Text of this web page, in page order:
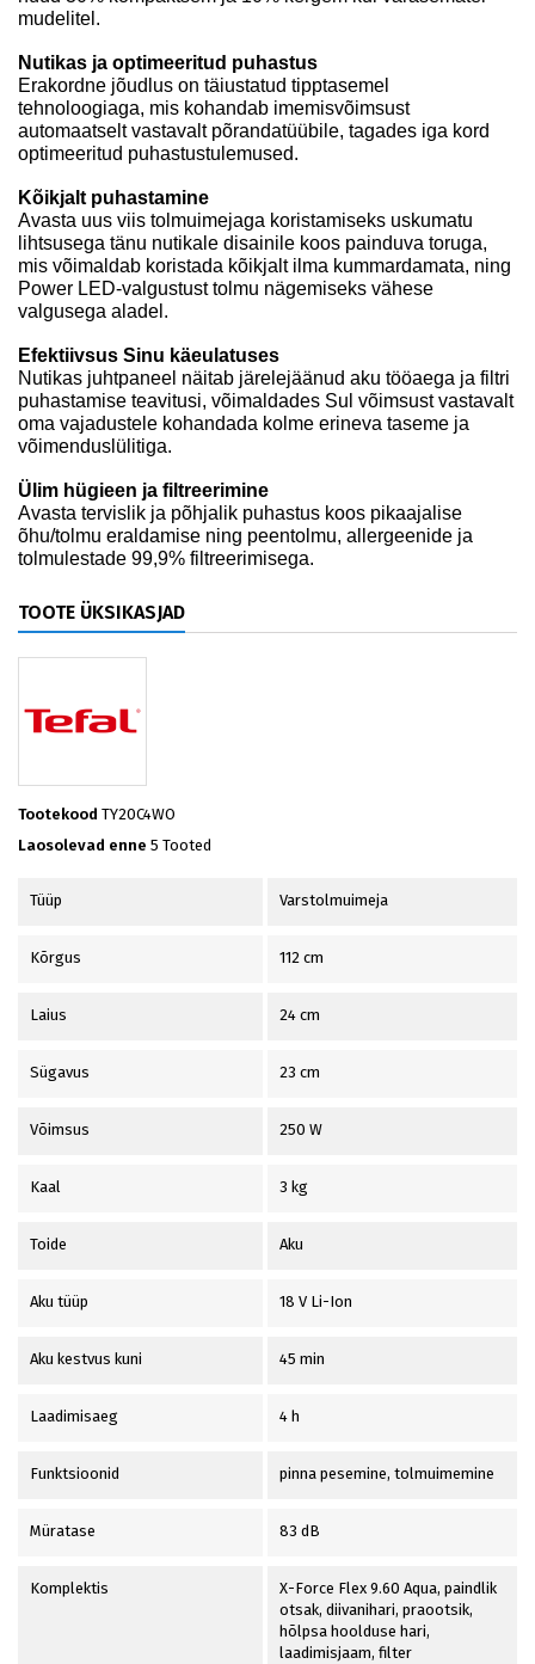
mudelitel.
Nutikas ja optimeeritud puhastus
Erakordne jõudlus on täiustatud tipptasemel
tehnoloogiaga, mis kohandab imemisvõimsust
automaatselt vastavalt põrandatüübile, tagades iga kord
optimeeritud puhastustulemused.
Kõikjalt puhastamine
Avasta uus viis tolmuimejaga koristamiseks uskumatu
lihtsusega tänu nutikale disainile koos painduva toruga,
mis võimaldab koristada kõikjalt ilma kummardamata, ning
Power LED-valgustust tolmu nägemiseks vähese
valgusega aladel.
Efektiivsus Sinu käeulatuses
Nutikas juhtpaneel näitab järelejäänud aku tööaega ja filtri
puhastamise teavitusi, võimaldades Sul võimsust vastavalt
oma vajadustele kohandada kolme erineva taseme ja
võimenduslülitiga.
Ülim hügieen ja filtreerimine
Avasta tervislik ja põhjalik puhastus koos pikaajalise
õhu/tolmu eraldamise ning peentolmu, allergeenide ja
tolmulestade 99,9% filtreerimisega.
TOOTE ÜKSIKASJAD
Tootekood TY20C4WO
Laosolevad enne 5 Tooted
Tüüp Varstolmuimeja
Kõrgus 112 cm
Laius 24 cm
Sügavus 23 cm
Võimsus 250 W
Kaal 3 kg
Toide Aku
Aku tüüp 18 V Li-Ion
Aku kestvus kuni 45 min
Laadimisaeg 4 h
Funktsioonid pinna pesemine, tolmuimemine
Müratase 83 dB
Komplektis
X-Force Flex 9.60 Aqua, paindlik
otsak, diivanihari, praootsik,
hõlpsa hoolduse hari,
laadimisjaam, filter